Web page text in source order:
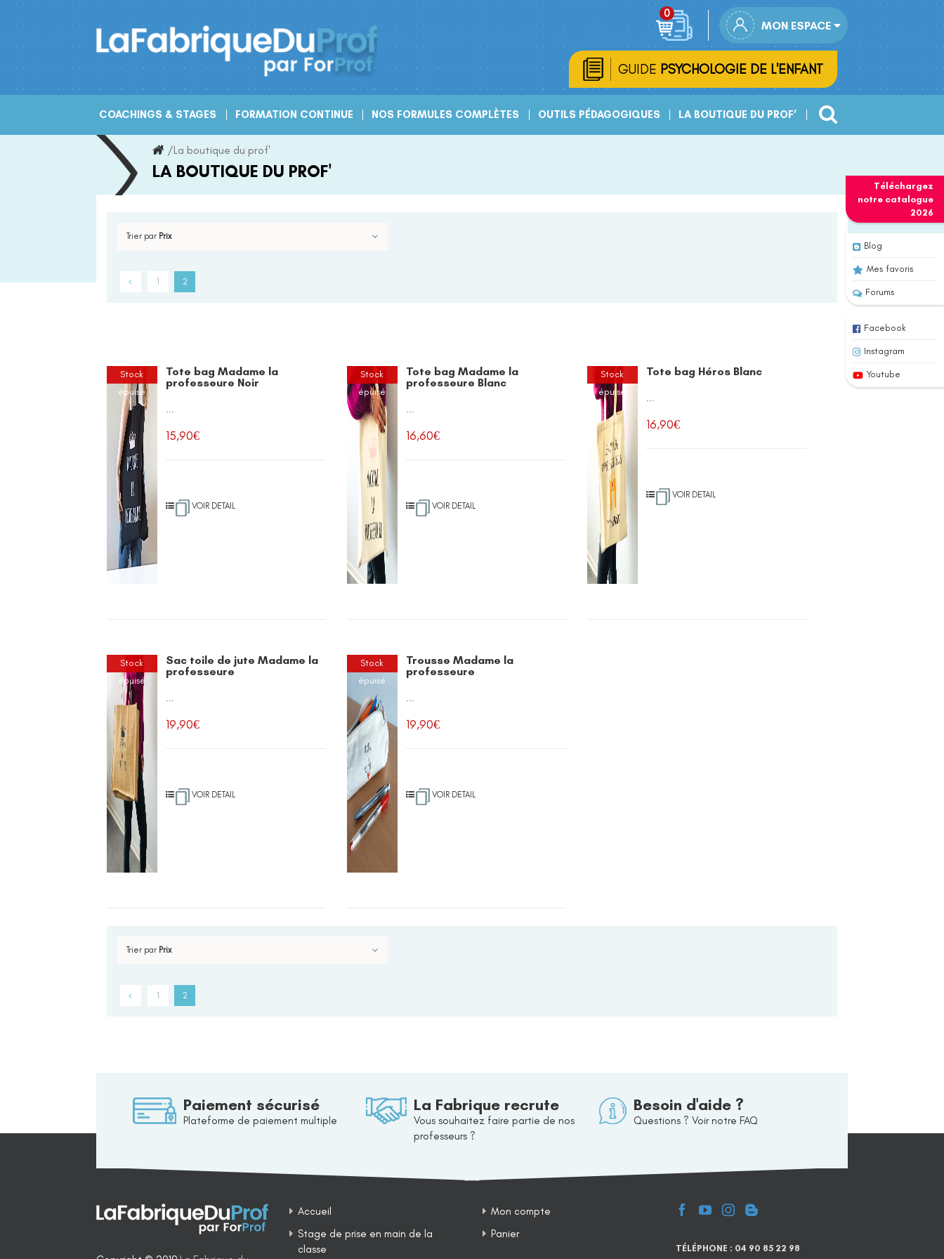
Téléchargez
notre catalogue
2026
Blog
Mes favoris
Forums
Facebook
Instagram
Youtube
Skip
to
MON ESPACE
GUIDE PSYCHOLOGIE DE L'ENFANT
COACHINGS & STAGES FORMATION CONTINUE NOS FORMULES COMPLÈTES OUTILS PÉDAGOGIQUES LA BOUTIQUE DU PROF’
/La boutique du prof'
LA BOUTIQUE DU PROF'
Trier par Prix
1 2
Stock
épuisé
Tote bag Madame la
professeure Noir
...
15,90€
VOIR DETAIL
Stock
épuisé
Tote bag Madame la
professeure Blanc
...
16,60€
VOIR DETAIL
Stock
épuisé
Tote bag Héros Blanc
...
16,90€
VOIR DETAIL
Stock
épuisé
Sac toile de jute Madame la
professeure
...
19,90€
VOIR DETAIL
Stock
épuisé
Trousse Madame la
professeure
...
19,90€
VOIR DETAIL
Trier par Prix
1 2
Paiement sécurisé
Plateforme de paiement multiple
La Fabrique recrute
Vous souhaitez faire partie de nos
professeurs ?
Besoin d'aide ?
Questions ? Voir notre FAQ
Accueil
Stage de prise en main de la
classe
Mon compte
Panier
TÉLÉPHONE : 04 90 85 22 98